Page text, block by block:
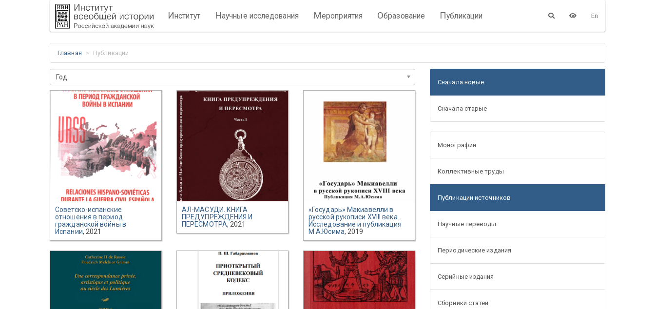
Институт Научные исследования Мероприятия Образование Публикации En
Главная Публикации
Год
Советско-испанские
отношения в период
гражданской войны в
Испании, 2021
АЛ-МАСУДИ. КНИГА
ПРЕДУПРЕЖДЕНИЯ И
ПЕРЕСМОТРА, 2021
«Государь» Макиавелли в
русской рукописи XVIII века.
Исследование и публикация
М.А.Юсима, 2019
Сначала новые
Сначала старые
Монографии
Коллективные труды
Публикации источников
Научные переводы
Периодические издания
Серийные издания
Сборники статей